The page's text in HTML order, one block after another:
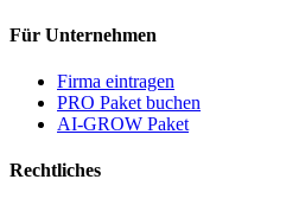
Für Unternehmen
Firma eintragen
PRO Paket buchen
AI-GROW Paket
Rechtliches